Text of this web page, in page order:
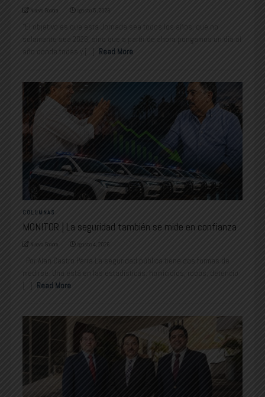
Nuevo Sonora agosto 5, 2026
“El objetivo es que esta Jornada sea todos los años, que no
solamente sea 2026, sino que a partir de ahora pongamos un día al
año donde todas y [...]
Read More
COLUMNAS
MONITOR | La seguridad también se mide en confianza
Nuevo Sonora agosto 4, 2026
Por Alan Castro Parra La seguridad pública tiene dos formas de
medirse. Una está en las estadísticas: homicidios, robos, detencio
Read More